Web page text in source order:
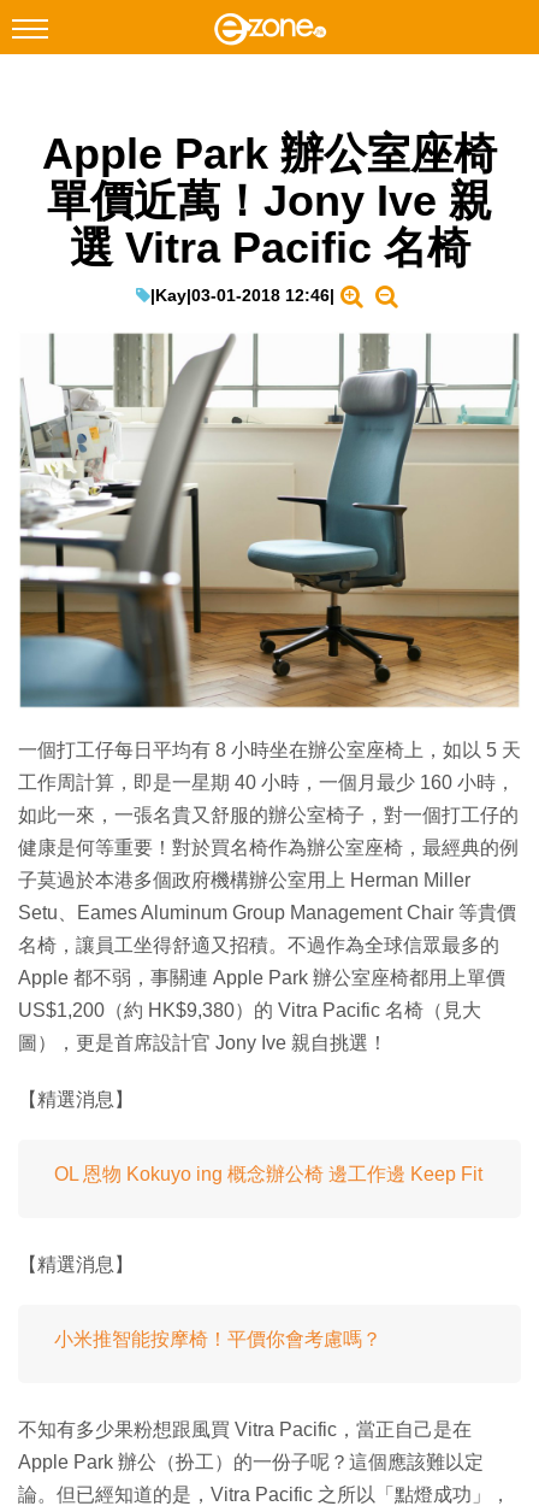
Facebook Instagram
科技焦點
網絡生活
教學評測
EduTech
IT Times
生成式AI與雲端應用
Enterprise Digital Transformation
特集
Apple Park 辦公室座椅
單價近萬！Jony Ive 親
選 Vitra Pacific 名椅
|Kay|03-01-2018 12:46|
一個打工仔每日平均有 8 小時坐在辦公室座椅上，如以 5 天
工作周計算，即是一星期 40 小時，一個月最少 160 小時，
如此一來，一張名貴又舒服的辦公室椅子，對一個打工仔的
健康是何等重要！對於買名椅作為辦公室座椅，最經典的例
子莫過於本港多個政府機構辦公室用上 Herman Miller
Setu、Eames Aluminum Group Management Chair 等貴價
名椅，讓員工坐得舒適又招積。不過作為全球信眾最多的
Apple 都不弱，事關連 Apple Park 辦公室座椅都用上單價
US$1,200（約 HK$9,380）的 Vitra Pacific 名椅（見大
圖），更是首席設計官 Jony Ive 親自挑選！
【精選消息】
OL 恩物 Kokuyo ing 概念辦公椅 邊工作邊 Keep Fit
【精選消息】
小米推智能按摩椅！平價你會考慮嗎？
不知有多少果粉想跟風買 Vitra Pacific，當正自己是在
Apple Park 辦公（扮工）的一份子呢？這個應該難以定
論。但已經知道的是，Vitra Pacific 之所以「點燈成功」，